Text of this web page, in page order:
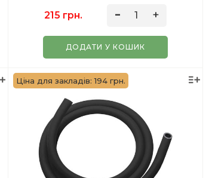
215 грн.
ДОДАТИ У КОШИК
Ціна для закладів: 194 грн.